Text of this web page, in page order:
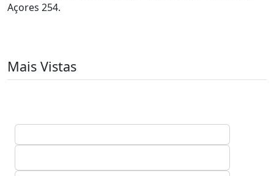
Açores 254.
Mais Vistas